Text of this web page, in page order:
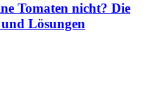
Tomaten nicht? Die
Lösungen